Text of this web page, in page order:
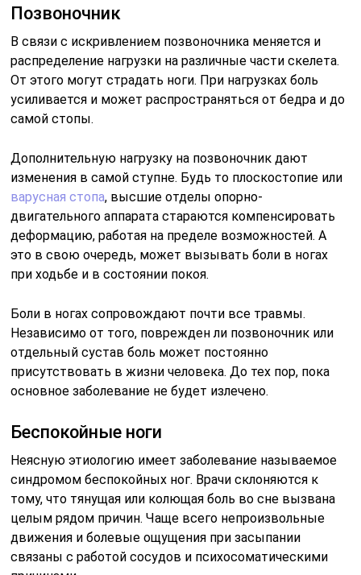
Позвоночник
В связи с искривлением позвоночника меняется и
распределение нагрузки на различные части скелета.
От этого могут страдать ноги. При нагрузках боль
усиливается и может распространяться от бедра и до
самой стопы.
Дополнительную нагрузку на позвоночник дают
изменения в самой ступне. Будь то плоскостопие или
варусная стопа, высшие отделы опорно-
двигательного аппарата стараются компенсировать
деформацию, работая на пределе возможностей. А
это в свою очередь, может вызывать боли в ногах
при ходьбе и в состоянии покоя.
Боли в ногах сопровождают почти все травмы.
Независимо от того, поврежден ли позвоночник или
отдельный сустав боль может постоянно
присутствовать в жизни человека. До тех пор, пока
основное заболевание не будет излечено.
Беспокойные ноги
Неясную этиологию имеет заболевание называемое
синдромом беспокойных ног. Врачи склоняются к
тому, что тянущая или колющая боль во сне вызвана
целым рядом причин. Чаще всего непроизвольные
движения и болевые ощущения при засыпании
связаны с работой сосудов и психосоматическими